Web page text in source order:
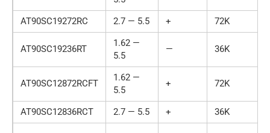
AT90SC19272RC 2.7 — 5.5 + 72K
AT90SC19236RT
1.62 —
5.5
— 36K
AT90SC12872RCFT
1.62 —
5.5
+ 72K
AT90SC12836RCT 2.7 — 5.5 + 36K